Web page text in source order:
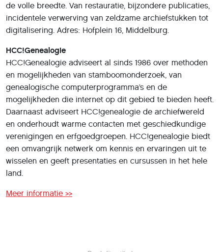
de volle breedte. Van restauratie, bijzondere publicaties,
incidentele verwerving van zeldzame archiefstukken tot
digitalisering. Adres: Hofplein 16, Middelburg.
HCC!Genealogie
HCC!Genealogie adviseert al sinds 1986 over methoden
en mogelijkheden van stamboomonderzoek, van
genealogische computerprogramma’s en de
mogelijkheden die internet op dit gebied te bieden heeft.
Daarnaast adviseert HCC!genealogie de archiefwereld
en onderhoudt warme contacten met geschiedkundige
verenigingen en erfgoedgroepen. HCC!genealogie biedt
een omvangrijk netwerk om kennis en ervaringen uit te
wisselen en geeft presentaties en cursussen in het hele
land.
Meer informatie >>